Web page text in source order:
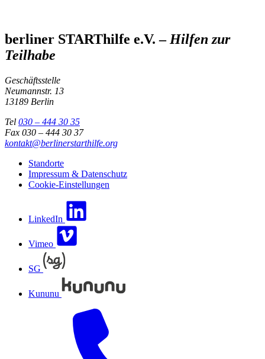
berliner STARThilfe e.V. –Hilfen zur
Teilhabe
Geschäftsstelle
Neumannstr. 13
13189 Berlin
Tel 030 – 444 30 35
Fax 030 – 444 30 37
kontakt@berlinerstarthilfe.org
Standorte
Impressum & Datenschutz
Cookie-Einstellungen
LinkedIn
Vimeo
SG
Kununu